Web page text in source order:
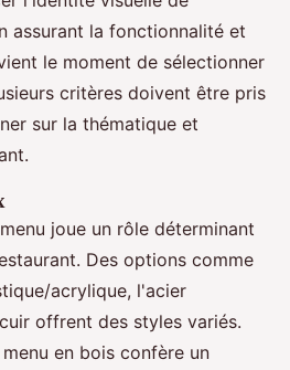
assurant la fonctionnalité et
le moment de sélectionner
critères doivent être pris
sur la thématique et
joue un rôle déterminant
Des options comme
acrylique, l'acier
offrent des styles variés.
en bois confère un